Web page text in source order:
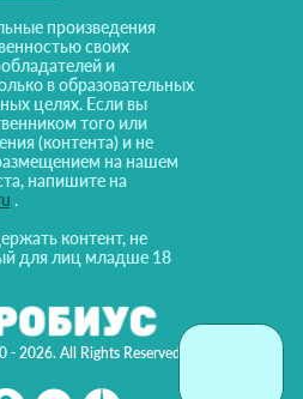
2026. All Rights Reserved!
произведения
своих
и
в образовательных
целях. Если вы
того или
(контента) и не
на нашем
напишите на
.
контент, не
для лиц младше 18